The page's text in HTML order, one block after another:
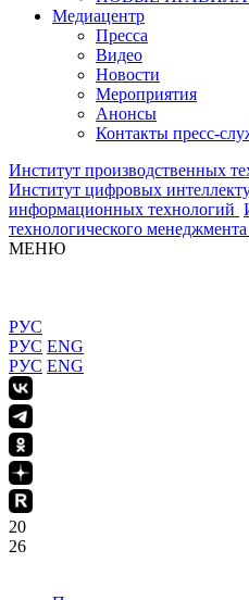
Медиацентр
Пресса
Видео
Новости
Мероприятия
Анонсы
Контакты пресс-
Институт производственных
Институт цифровых
информационных технологий
технологического менеджмента
МЕНЮ
РУС
РУС ENG
РУС ENG
20
26